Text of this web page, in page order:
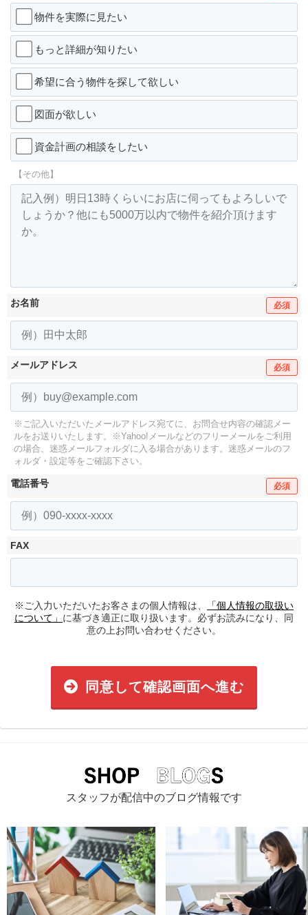
物件を実際に見たい
もっと詳細が知りたい
希望に合う物件を探して欲しい
図面が欲しい
資金計画の相談をしたい
【その他】
お名前 必須
メールアドレス 必須
※ご記入いただいたメールアドレス宛てに、お問合せ内容の確認メー
ルをお送りいたします。
※Yahoo!メールなどのフリーメールをご利用
の場合、迷惑メールフォルダに入る場合があります。 迷惑メールのフ
ォルダ・設定等をご確認下さい。
電話番号 必須
FAX
※ご入力いただいたお客さまの個人情報は、
「個人情報の取扱い
について」 に基づき適正に取り扱います。必ずお読みになり、同
意の上お問い合わせください。
同意して確認画面へ進む
スタッフが配信中のブログ情報です